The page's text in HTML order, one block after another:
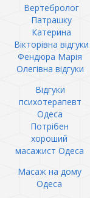
Вертебролог
Патрашку
Катерина
Вікторівна відгуки
Фендюра Марія
Олегівна відгуки
Відгуки
психотерапевт
Одеса
Потрібен
хороший
масажист Одеса
Масаж на дому
Одеса